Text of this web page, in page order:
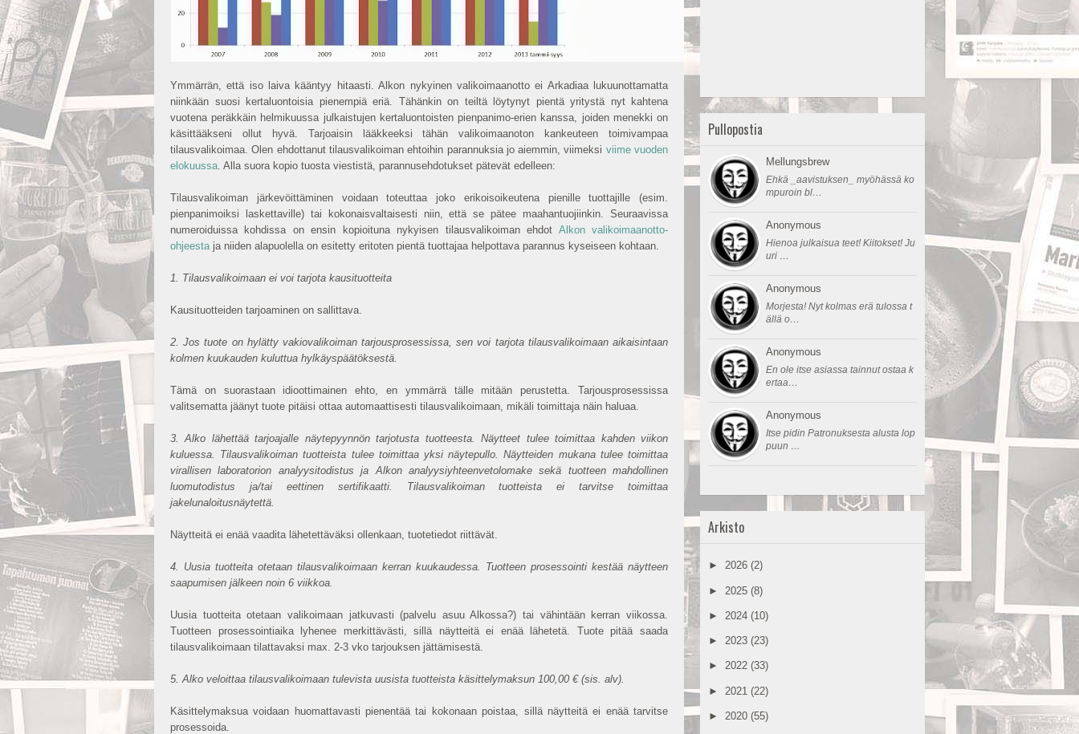
Ymmärrän, että iso laiva kääntyy hitaasti. Alkon nykyinen valikoimaanotto ei Arkadiaa lukuunottamatta
niinkään suosi kertaluontoisia pienempiä eriä. Tähänkin on teiltä löytynyt pientä yritystä nyt kahtena
vuotena peräkkäin helmikuussa julkaistujen kertaluontoisten pienpanimo-erien kanssa, joiden menekki on
käsittääkseni ollut hyvä. Tarjoaisin lääkkeeksi tähän valikoimaanoton kankeuteen toimivampaa
tilausvalikoimaa. Olen ehdottanut tilausvalikoiman ehtoihin parannuksia jo aiemmin, viimeksi viime vuoden
elokuussa. Alla suora kopio tuosta viestistä, parannusehdotukset pätevät edelleen:
Tilausvalikoiman järkevöittäminen voidaan toteuttaa joko erikoisoikeutena pienille tuottajille (esim.
pienpanimoiksi laskettaville) tai kokonaisvaltaisesti niin, että se pätee maahantuojiinkin. Seuraavissa
numeroiduissa kohdissa on ensin kopioituna nykyisen tilausvalikoiman ehdot Alkon valikoimaanotto-
ohjeestaja niiden alapuolella on esitetty eritoten pientä tuottajaa helpottava parannus kyseiseen kohtaan.
1. Tilausvalikoimaan ei voi tarjota kausituotteita
Kausituotteiden tarjoaminen on sallittava.
2. Jos tuote on hylätty vakiovalikoiman tarjousprosessissa, sen voi tarjota tilausvalikoimaan aikaisintaan
kolmen kuukauden kuluttua hylkäyspäätöksestä.
Tämä on suorastaan idioottimainen ehto, en ymmärrä tälle mitään perustetta. Tarjousprosessissa
valitsematta jäänyt tuote pitäisi ottaa automaattisesti tilausvalikoimaan, mikäli toimittaja näin haluaa.
3. Alko lähettää tarjoajalle näytepyynnön tarjotusta tuotteesta. Näytteet tulee toimittaa kahden viikon
kuluessa. Tilausvalikoiman tuotteista tulee toimittaa yksi näytepullo. Näytteiden mukana tulee toimittaa
virallisen laboratorion analyysitodistus ja Alkon analyysiyhteenvetolomake sekä tuotteen mahdollinen
luomutodistus ja/tai eettinen sertifikaatti. Tilausvalikoiman tuotteista ei tarvitse toimittaa
jakelunaloitusnäytettä.
Näytteitä ei enää vaadita lähetettäväksi ollenkaan, tuotetiedot riittävät.
4. Uusia tuotteita otetaan tilausvalikoimaan kerran kuukaudessa. Tuotteen prosessointi kestää näytteen
saapumisen jälkeen noin 6 viikkoa.
Uusia tuotteita otetaan valikoimaan jatkuvasti (palvelu asuu Alkossa?) tai vähintään kerran viikossa.
Tuotteen prosessointiaika lyhenee merkittävästi, sillä näytteitä ei enää lähetetä. Tuote pitää saada
tilausvalikoimaan tilattavaksi max. 2-3 vko tarjouksen jättämisestä.
5. Alko veloittaa tilausvalikoimaan tulevista uusista tuotteista käsittelymaksun 100,00 € (sis. alv).
Käsittelymaksua voidaan huomattavasti pienentää tai kokonaan poistaa, sillä näytteitä ei enää tarvitse
prosessoida.
Pullopostia
Mellungsbrew
Ehkä _aavistuksen_ myöhässä ko
mpuroin bl…
Anonymous
Hienoa julkaisua teet! Kiitokset! Ju
uri …
Anonymous
Morjesta! Nyt kolmas erä tulossa t
ällä o…
Anonymous
En ole itse asiassa tainnut ostaa k
ertaa…
Anonymous
Itse pidin Patronuksesta alusta lop
puun …
Arkisto
► 2026 (2)
► 2025 (8)
► 2024 (10)
► 2023 (23)
► 2022 (33)
► 2021 (22)
► 2020 (55)